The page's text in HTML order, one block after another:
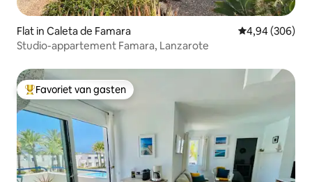
Flat in Caleta de Famara Gemiddelde
4,94 (306)
Studio-appartement Famara, Lanzarote
Topfavoriet van gasten
Favoriet van gasten